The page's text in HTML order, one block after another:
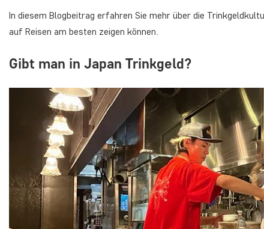
In diesem Blogbeitrag erfahren Sie mehr über die
auf Reisen am besten zeigen können.
Gibt man in Japan Trinkgeld?